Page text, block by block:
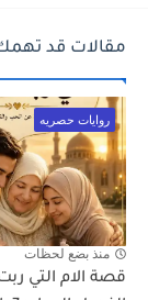
مقالات قد
روايات حصريه
منذ بضع لحظات
قصة الام التي